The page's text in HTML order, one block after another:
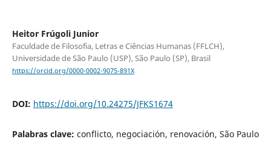
Heitor Frúgoli Junior
Faculdade de Filosofia, Letras e Ciências Humanas (FFLCH),
Universidade de São Paulo (USP), São Paulo (SP), Brasil
https://orcid.org/0000-0002-9075-891X
DOI: https://doi.org/10.24275/JFKS1674
Palabras clave: conflicto, negociación, renovación, São Paulo